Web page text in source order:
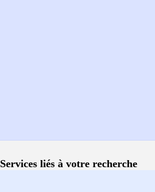
Services liés à votre recherche